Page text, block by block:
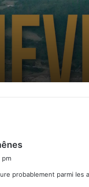
: un héros
force de la
FMR
pm
probablement parmi les